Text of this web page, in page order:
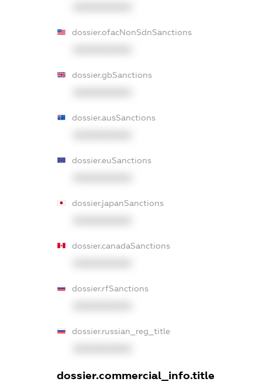
dossier.ofacNonSdnSanctions
dossier.gbSanctions
dossier.ausSanctions
dossier.euSanctions
dossier.japanSanctions
dossier.canadaSanctions
dossier.rfSanctions
dossier.russian_reg_title
dossier.commercial_info.title